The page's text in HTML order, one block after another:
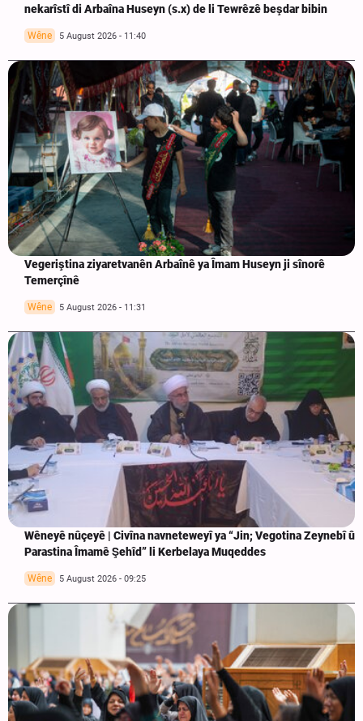
nekarîstî di Arbaîna Huseyn (s.x) de li Tewrêzê beşdar bibin
Wêne 5 August 2026 - 11:40
Vegeriştina ziyaretvanên Arbaînê ya Îmam Huseyn ji sînorê
Temerçînê
Wêne 5 August 2026 - 11:31
Wêneyê nûçeyê | Civîna navneteweyî ya “Jin; Vegotina Zeynebî û
Parastina Îmamê Şehîd” li Kerbelaya Muqeddes
Wêne 5 August 2026 - 09:25